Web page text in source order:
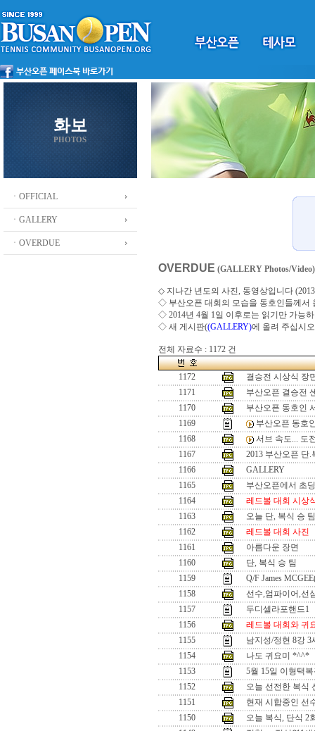
화보
PHOTOS
ㆍOFFICIAL
ㆍGALLERY
ㆍOVERDUE
OVERDUE (GALLERY Photos/Video)
◇ 지나간 년도의 사진, 동영상입니다
◇ 부산오픈 대회의 모습을 동호인들께서
◇ 2014년 4월 1일 이후로는 읽기만 가능
◇ 새 게시판((GALLERY)에 올려 주십시오
전체 자료수 : 1172 건
1172
결승전 시상식 장
1171
부산오픈 결승전
1170
부산오픈 동호인
1169
부산오픈 동호
1168
서브 속도... 도
1167
2013 부산오픈 단
1166
GALLERY
1165
부산오픈에서 초
1164
레드볼 대회 시상
1163
오늘 단, 복식 승 팀
1162
레드볼 대회 사진
1161
아름다운 장면
1160
단, 복식 승 팀
1159
Q/F James
1158
선수,엄파이어,선
1157
두디셀라포핸드1
1156
레드볼 대회와 귀
1155
남지성/정현 8강 3
1154
나도 귀요미 *^^*
1153
5월 15일 이형택
1152
오늘 선전한 복식
1151
현재 시합중인 선
1150
오늘 복식, 단식 2